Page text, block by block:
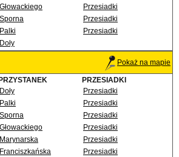
Głowackiego
Przesiadki
Sporna
Przesiadki
Palki
Przesiadki
Doły
Pokaż na mapie
PRZYSTANEK
PRZESIADKI
Doły
Przesiadki
Palki
Przesiadki
Sporna
Przesiadki
Głowackiego
Przesiadki
Marynarska
Przesiadki
Franciszkańska
Przesiadki